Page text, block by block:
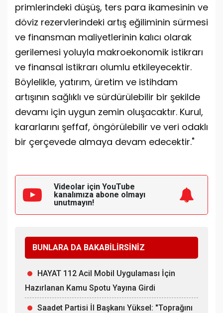
primlerindeki düşüş, ters para ikamesinin ve
döviz rezervlerindeki artış eğiliminin sürmesi
ve finansman maliyetlerinin kalıcı olarak
gerilemesi yoluyla makroekonomik istikrarı
ve finansal istikrarı olumlu etkileyecektir.
Böylelikle, yatırım, üretim ve istihdam
artışının sağlıklı ve sürdürülebilir bir şekilde
devamı için uygun zemin oluşacaktır. Kurul,
kararlarını şeffaf, öngörülebilir ve veri odaklı
bir çerçevede almaya devam edecektir."
Videolar için YouTube
kanalımıza abone olmayı
unutmayın!
BUNLARA DA BAKABİLİRSİNİZ
HAYAT 112 Acil Mobil Uygulaması İçin
Hazırlanan Kamu Spotu Yayına Girdi
Saadet Partisi İl Başkanı Yüksel: "Toprağını